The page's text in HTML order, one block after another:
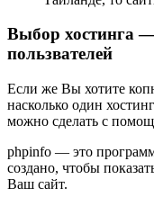
Выбор хостинга
пользвателей
Если же Вы хотите
насколько один
можно сделать с
phpinfo — это
создано, чтобы
Ваш сайт.